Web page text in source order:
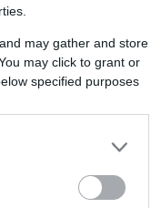
may gather and store
may click to grant or
specified purposes
έκαναν
το πρόγραμμα με
εντός έδρας αγώνα